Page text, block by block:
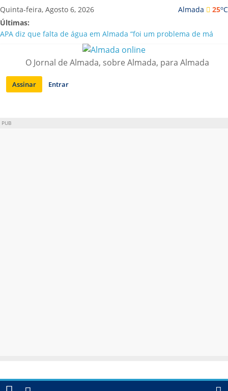
Saltar
para
conteúdo
Almada 25oC
Quinta-feira, Agosto 6, 2026
Últimas:
APA diz que falta de água em Almada “foi um problema de má
Laranjeiro | Cultura pop asiática invade a Casa Amarela
Ponte 25 de Abril celebra 60 anos com programa cultural entre
Lisboa e Almada
Situação de alerta em Almada renovada até final de Agosto
O Jornal de Almada, sobre Almada, para Almada
Assinar Entrar
PUB